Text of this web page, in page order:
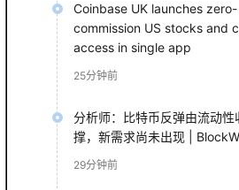
Coinbase UK launches zero-
commission US stocks and
access in single app
25分钟前
分析师：比特币反弹由流动性
撑，新需求尚未出现 |
29分钟前